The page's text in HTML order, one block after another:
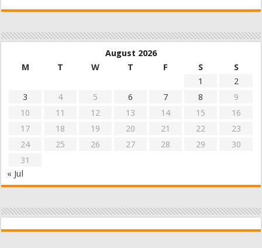
August 2026
M
T W T F S
S
1
2
3
4 5 6 7 8
9
10
11 12 13 14 15
16
17
18 19 20 21 22
23
24
25 26 27 28 29
30
31
« Jul